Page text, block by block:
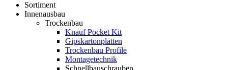
Sortiment
Innenausbau
Trockenbau
Knauf Pocket Kit
Gipskartonplatten
Trockenbau Profile
Montagetechnik
Schnellbauschrauben